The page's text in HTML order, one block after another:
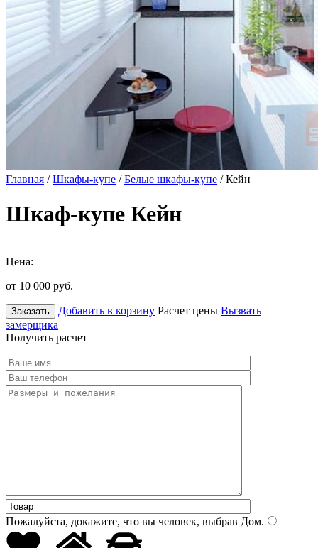
Главная /Шкафы-купе /Белые шкафы-купе / Кейн
Шкаф-купе Кейн
Цена:
от 10 000 руб.
Заказать Добавить в корзину Расчет цены Вызвать
замерщика
Получить расчет
Пожалуйста, докажите, что вы человек, выбрав Дом.